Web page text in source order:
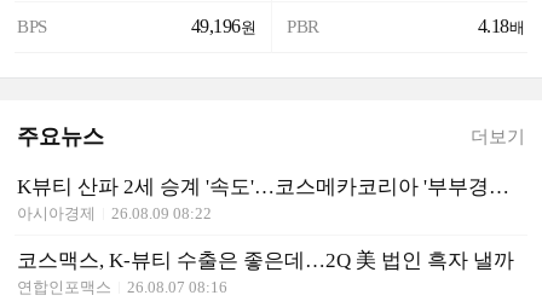
BPS 49,196원 PBR 4.18배
주요뉴스 더보기
K뷰티 산파 2세 승계 '속도'…코스메카코리아 '부부경영' 바뀌나?
아시아경제 26.08.09 08:22
코스맥스, K-뷰티 수출은 좋은데…2Q 美 법인 흑자 낼까
연합인포맥스 26.08.07 08:16